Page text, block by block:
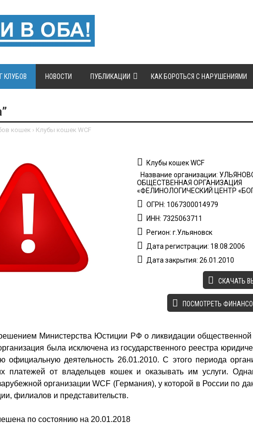
КЛУБОВ НОВОСТИ ПУБЛИКАЦИИ КАК БОРОТЬСЯ С НАРУШЕНИЯМИ
кошек › Клубы кошек WCF
Клубы кошек WCF
Название организации:
ОБЩЕСТВЕННАЯ ОРГАНИЗАЦИЯ
«ФЕЛИНОЛОГИЧЕСКИЙ ЦЕНТР
ОГРН: 1067300014979
ИНН: 7325063711
Регион: г.Ульяновск
Дата регистрации: 18.08.2006
Дата закрытия: 26.01.2010
CКАЧАТЬ
ПОСМОТРЕТЬ
Министерства Юстиции РФ о ликвидации
была исключена из государственного реестра
официальную деятельность 26.01.2010. С этого периода
платежей от владельцев кошек и оказывать им услуги.
организации WCF (Германия), у которой в России
филиалов и представительств.
по состоянию на 20.01.2018